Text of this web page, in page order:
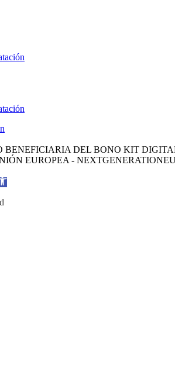
BENEFICIARIA DEL BONO KIT
EUROPEA -